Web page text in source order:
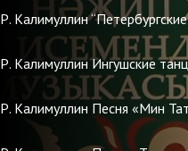
Р. Калимуллин
Р. Калимуллин Ингушские
Р. Калимуллин Песня «Мин